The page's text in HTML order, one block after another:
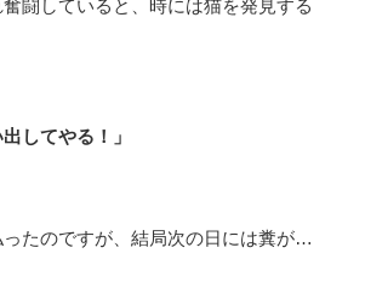
闘していると、時には猫を発見する
してやる！」
ったのですが、結局次の日には糞が…